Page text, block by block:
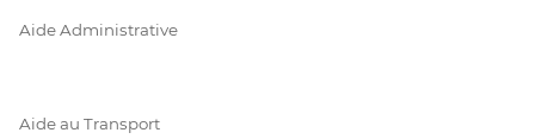
Aide Administrative
Aide au Transport